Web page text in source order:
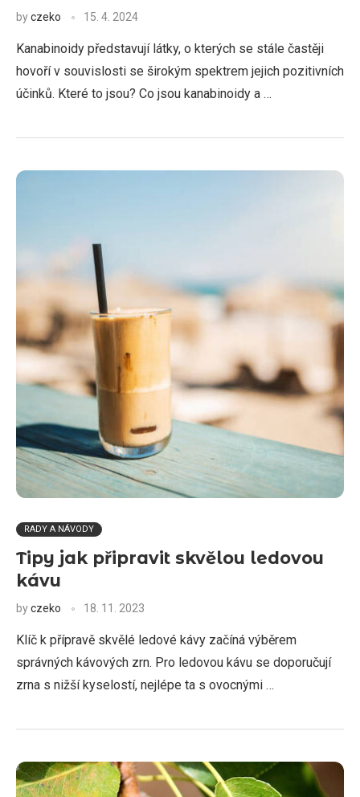
byczeko 15. 4. 2024
Kanabinoidy představují látky, o kterých se stále častěji
hovoří v souvislosti se širokým spektrem jejich pozitivních
účinků. Které to jsou? Co jsou kanabinoidy a …
RADY A NÁVODY
Tipy jak připravit skvělou ledovou
kávu
byczeko 18. 11. 2023
Klíč k přípravě skvělé ledové kávy začíná výběrem
správných kávových zrn. Pro ledovou kávu se doporučují
zrna s nižší kyselostí, nejlépe ta s ovocnými …